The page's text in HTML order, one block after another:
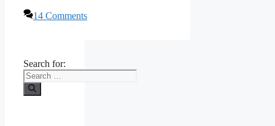
14 Comments
Search for: